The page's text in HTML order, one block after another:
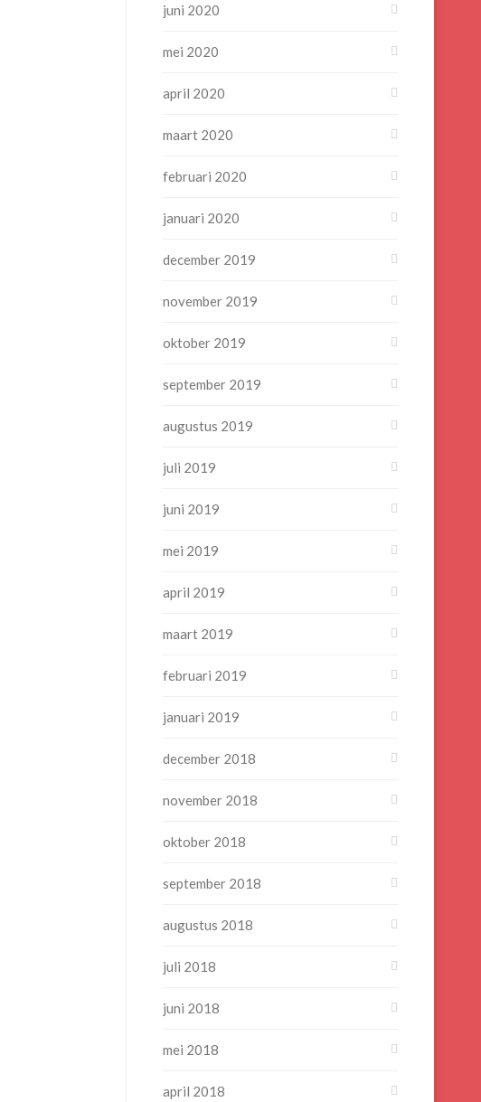
juni 2020
mei 2020
april 2020
maart 2020
februari 2020
januari 2020
december 2019
november 2019
oktober 2019
september 2019
augustus 2019
juli 2019
juni 2019
mei 2019
april 2019
maart 2019
februari 2019
januari 2019
december 2018
november 2018
oktober 2018
september 2018
augustus 2018
juli 2018
juni 2018
mei 2018
april 2018